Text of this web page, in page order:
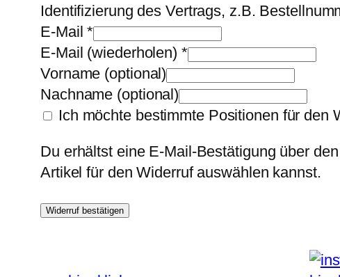
Identifizierung des Vertrags, z.B.
E-Mail*
E-Mail (wiederholen) *
Vorname (optional)
Nachname (optional)
Ich möchte bestimmte Positionen für den
Du erhältst eine E-Mail-Bestätigung über
Artikel für den Widerruf auswählen kannst.
Widerruf bestätigen